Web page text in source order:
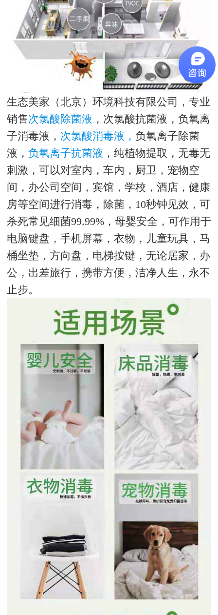
生态美家（北京）环境科技有限公司，专业
销售次氯酸除菌液 ，次氯酸抗菌液，负氧离
子消毒液， 次氯酸消毒液， 负氧离子除菌
液， 负氧离子抗菌液 ，纯植物提取，无毒无
刺激，可以对室内，车内，厨卫，宠物空
间，办公司空间，宾馆，学校，酒店，健康
房等空间进行消毒，除菌，10秒钟见效，可
杀死常见细菌99.99%，母婴安全，可作用于
电脑键盘，手机屏幕，衣物，儿童玩具，马
桶坐垫，方向盘，电梯按键，无论居家，办
公，出差旅行，携带方便，洁净人生，永不
止步。